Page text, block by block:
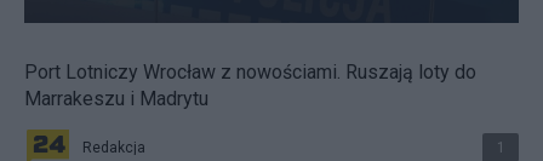
Port Lotniczy Wrocław z nowościami. Ruszają loty do
Marrakeszu i Madrytu
Redakcja 1